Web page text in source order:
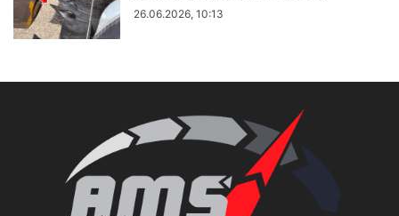
26.06.2026, 10:13